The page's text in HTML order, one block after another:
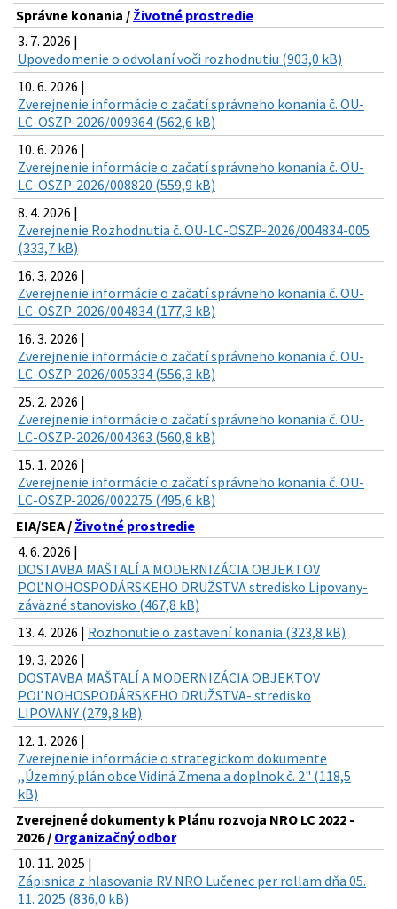
Správne konania / Životné prostredie
3. 7. 2026 |
Upovedomenie o odvolaní voči rozhodnutiu (903,0 kB)
10. 6. 2026 |
Zverejnenie informácie o začatí správneho konania č. OU-
LC-OSZP-2026/009364 (562,6 kB)
10. 6. 2026 |
Zverejnenie informácie o začatí správneho konania č. OU-
LC-OSZP-2026/008820 (559,9 kB)
8. 4. 2026 |
Zverejnenie Rozhodnutia č. OU-LC-OSZP-2026/004834-005
(333,7 kB)
16. 3. 2026 |
Zverejnenie informácie o začatí správneho konania č. OU-
LC-OSZP-2026/004834 (177,3 kB)
16. 3. 2026 |
Zverejnenie informácie o začatí správneho konania č. OU-
LC-OSZP-2026/005334 (556,3 kB)
25. 2. 2026 |
Zverejnenie informácie o začatí správneho konania č. OU-
LC-OSZP-2026/004363 (560,8 kB)
15. 1. 2026 |
Zverejnenie informácie o začatí správneho konania č. OU-
LC-OSZP-2026/002275 (495,6 kB)
EIA/SEA / Životné prostredie
4. 6. 2026 |
DOSTAVBA MAŠTALÍ A MODERNIZÁCIA OBJEKTOV
POĽNOHOSPODÁRSKEHO DRUŽSTVA stredisko Lipovany-
záväzné stanovisko (467,8 kB)
13. 4. 2026 | Rozhonutie o zastavení konania (323,8 kB)
19. 3. 2026 |
DOSTAVBA MAŠTALÍ A MODERNIZÁCIA OBJEKTOV
POĽNOHOSPODÁRSKEHO DRUŽSTVA- stredisko
LIPOVANY (279,8 kB)
12. 1. 2026 |
Zverejnenie informácie o strategickom dokumente
,,Územný plán obce Vidiná Zmena a doplnok č. 2" (118,5
kB)
Zverejnené dokumenty k Plánu rozvoja NRO LC 2022 -
2026 / Organizačný odbor
10. 11. 2025 |
Zápisnica z hlasovania RV NRO Lučenec per rollam dňa 05.
11. 2025 (836,0 kB)